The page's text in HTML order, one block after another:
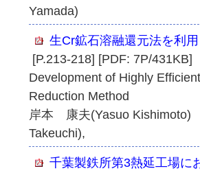
Yamada)
生Cr鉱石溶融還元法を利
[P.213-218] [PDF: 7P/431KB]
Development of Highly
Reduction Method
岸本 康夫(Yasuo
Takeuchi),
千葉製鉄所第3熱延工場に